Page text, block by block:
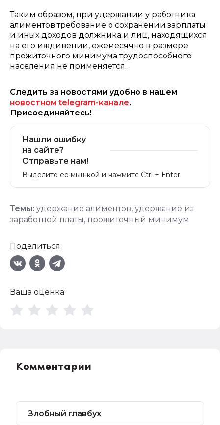
Таким образом, при удержании у работника
алиментов требование о сохранении зарплаты
и иных доходов должника и лиц, находящихся
на его иждивении, ежемесячно в размере
прожиточного минимума трудоспособного
населения не применяется.
Следить за новостями удобно в нашем
новостном telegram-канале.
Присоединяйтесь!
Нашли ошибку
на сайте?
Отправьте нам!
Выделите ее мышкой и нажмите Ctrl + Enter
Темы: удержание алиментов, удержание из
заработной платы, прожиточный минимум
Поделиться:
Ваша оценка:
Комментарии